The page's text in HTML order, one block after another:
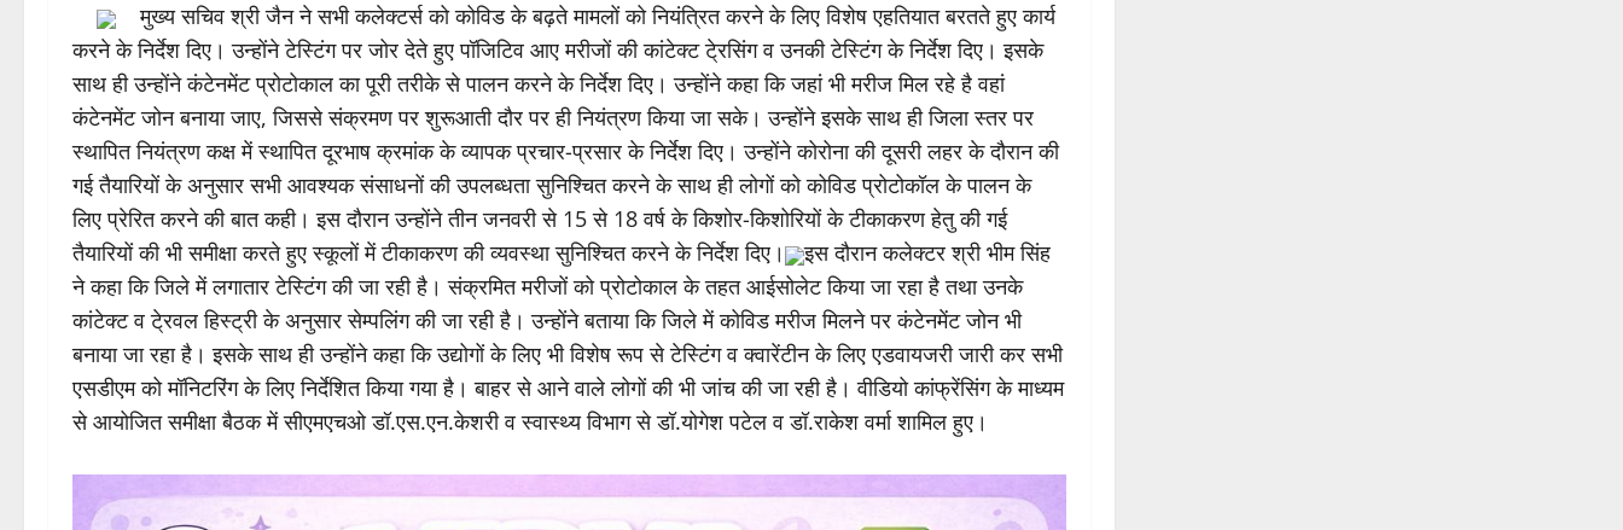
रायगढ़,
मुख्य सचिव अमिताभ जैन ने प्रदेश में कोविड संक्रमण के बढ़ते मामलों के मद्देनजर प्रदेश के सभी जिला कलेक्टर्स की विडियो
कान्फ्रेंसिंग से महत्वपूर्ण बैठक ली। बैठक में प्रमुख सचिव स्वास्थ्य डॉ.आलोक शुक्ला व एसीएस श्री सुब्रत साहू भी शामिल हुए।
मुख्य सचिव श्री जैन ने सभी कलेक्टर्स को कोविड के बढ़ते मामलों को नियंत्रित करने के लिए विशेष एहतियात बरतते हुए कार्य
करने के निर्देश दिए। उन्होंने टेस्टिंग पर जोर देते हुए पॉजिटिव आए मरीजों की कांटेक्ट टे्रसिंग व उनकी टेस्टिंग के निर्देश दिए। इसके
साथ ही उन्होंने कंटेनमेंट प्रोटोकाल का पूरी तरीके से पालन करने के निर्देश दिए। उन्होंने कहा कि जहां भी मरीज मिल रहे है वहां
कंटेनमेंट जोन बनाया जाए, जिससे संक्रमण पर शुरूआती दौर पर ही नियंत्रण किया जा सके। उन्होंने इसके साथ ही जिला स्तर पर
स्थापित नियंत्रण कक्ष में स्थापित दूरभाष क्रमांक के व्यापक प्रचार-प्रसार के निर्देश दिए। उन्होंने कोरोना की दूसरी लहर के दौरान की
गई तैयारियों के अनुसार सभी आवश्यक संसाधनों की उपलब्धता सुनिश्चित करने के साथ ही लोगों को कोविड प्रोटोकॉल के पालन के
लिए प्रेरित करने की बात कही। इस दौरान उन्होंने तीन जनवरी से 15 से 18 वर्ष के किशोर-किशोरियों के टीकाकरण हेतु की गई
तैयारियों की भी समीक्षा करते हुए स्कूलों में टीकाकरण की व्यवस्था सुनिश्चित करने के निर्देश दिए।
इस दौरान कलेक्टर श्री भीम सिंह
ने कहा कि जिले में लगातार टेस्टिंग की जा रही है। संक्रमित मरीजों को प्रोटोकाल के तहत आईसोलेट किया जा रहा है तथा उनके
कांटेक्ट व टे्रवल हिस्ट्री के अनुसार सेम्पलिंग की जा रही है। उन्होंने बताया कि जिले में कोविड मरीज मिलने पर कंटेनमेंट जोन भी
बनाया जा रहा है। इसके साथ ही उन्होंने कहा कि उद्योगों के लिए भी विशेष रूप से टेस्टिंग व क्वारेंटीन के लिए एडवायजरी जारी कर सभी